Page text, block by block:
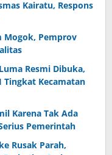
Kairatu, Respons
Mogok, Pemprov
Resmi Dibuka,
Tingkat Kecamatan
Karena Tak Ada
Pemerintah
Rusak Parah,